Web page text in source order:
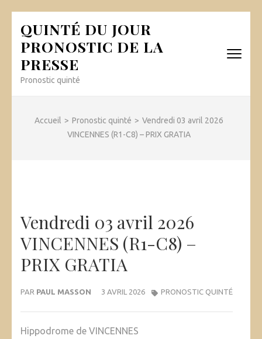
au
contenu
(Pressez
QUINTÉ DU JOUR
PRONOSTIC DE LA
PRESSE
Pronostic quinté
Accueil > Pronostic quinté > Vendredi 03 avril 2026
VINCENNES (R1-C8) – PRIX GRATIA
Vendredi 03 avril 2026
VINCENNES (R1-C8) –
PRIX GRATIA
PAR PAUL MASSON 3 AVRIL 2026 PRONOSTIC QUINTÉ
Hippodrome de VINCENNES